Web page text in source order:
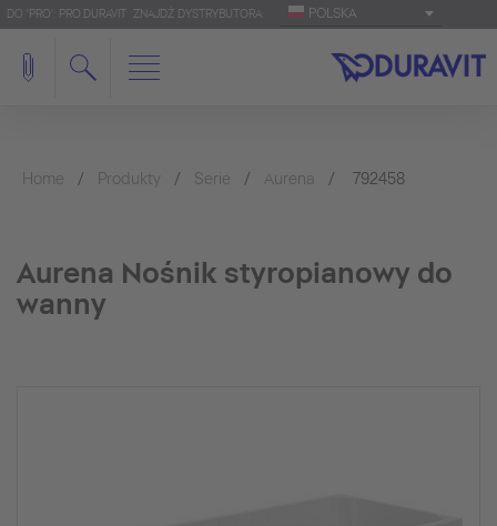
DO 'PRO': PRO.DURAVIT ZNAJDŹ DYSTRYBUTORA POLSKA
Home Produkty Serie Aurena 792458
Aurena Nośnik styropianowy do
wanny